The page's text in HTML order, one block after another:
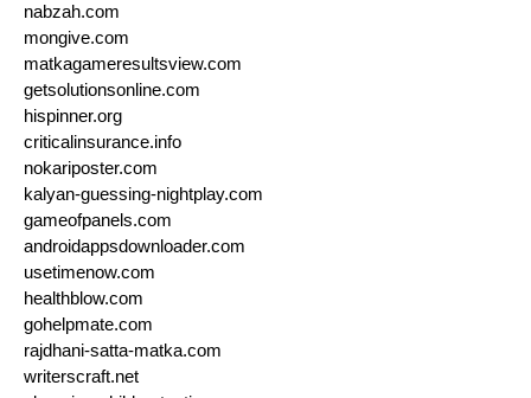
nabzah.com
mongive.com
matkagameresultsview.com
getsolutionsonline.com
hispinner.org
criticalinsurance.info
nokariposter.com
kalyan-guessing-nightplay.com
gameofpanels.com
androidappsdownloader.com
usetimenow.com
healthblow.com
gohelpmate.com
rajdhani-satta-matka.com
writerscraft.net